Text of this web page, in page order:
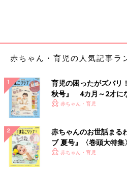
赤ちゃん・育児の人気記事ラ
育児の困ったがズバリ
秋号』 4カ月～2才に
いっぱい！
赤ちゃん・育児
赤ちゃんのお世話まる
ブ 夏号』〈巻頭大特
く！ おっぱい・ミルク
赤ちゃん・育児